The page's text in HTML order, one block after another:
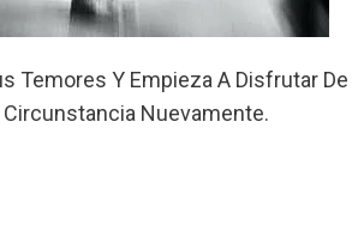
Temores Y Empieza A Disfrutar De
Circunstancia Nuevamente.